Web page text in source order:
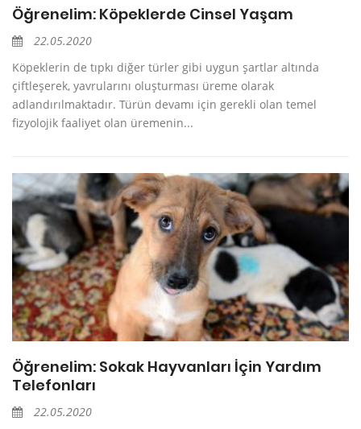
Öğrenelim: Köpeklerde Cinsel Yaşam
22.05.2020
Köpeklerin de tıpkı diğer türler gibi uygun şartlar altında
çiftleşerek, yavrularını oluşturması üreme olarak
adlandırılmaktadır. Türün devamı için gerekli olan temel
fizyolojik faaliyet olan üremenin...
Öğrenelim: Sokak Hayvanları İçin Yardım
Telefonları
22.05.2020